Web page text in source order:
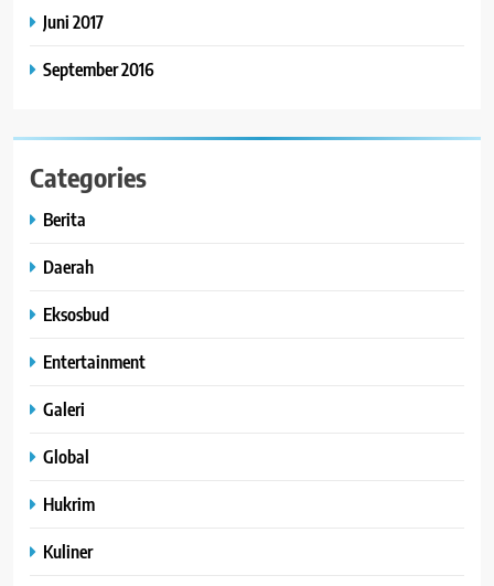
Juni 2017
September 2016
Categories
Berita
Daerah
Eksosbud
Entertainment
Galeri
Global
Hukrim
Kuliner